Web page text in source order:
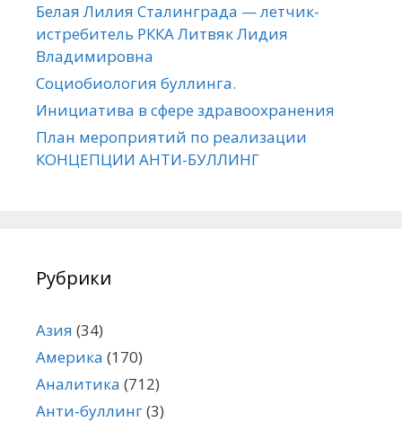
Белая Лилия Сталинграда — летчик-
истребитель РККА Литвяк Лидия
Владимировна
Социобиология буллинга.
Инициатива в сфере здравоохранения
План мероприятий по реализации
КОНЦЕПЦИИ АНТИ-БУЛЛИНГ
Рубрики
Азия (34)
Америка (170)
Аналитика (712)
Анти-буллинг(3)